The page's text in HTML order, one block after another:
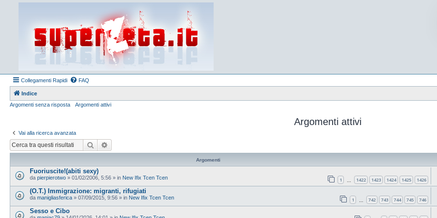
Collegamenti Rapidi FAQ
Indice
Argomenti senza risposta
Argomenti attivi
Argomenti attivi
Vai alla ricerca avanzata
Cerca
Argomenti
Fuoriuscite!(abiti sexy)
da pierpierotwo » 01/02/2006, 5:56 » in New Ifix Tcen Tcen 1 1422 1423 1424 1425 1426
(O.T.) Immigrazione: migranti, rifugiati
da manigliasferica » 07/09/2015, 9:56 » in New Ifix Tcen Tcen 1 742 743 744 745 746
Sesso e Cibo